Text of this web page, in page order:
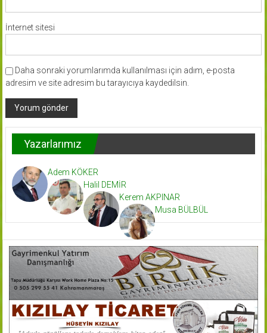
İnternet sitesi
Daha sonraki yorumlarımda kullanılması için adım, e-posta
adresim ve site adresim bu tarayıcıya kaydedilsin.
Yazarlarımız
Adem KÖKER
Halil DEMİR
Kerem AKPINAR
Musa BÜLBÜL